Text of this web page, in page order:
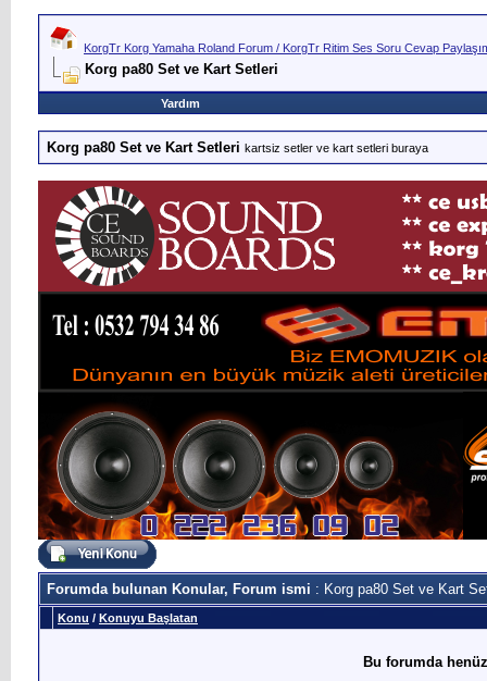
KorgTr Korg Yamaha Roland Forum / KorgTr Ritim Ses Soru Cevap
Korg pa80 Set ve Kart Setleri
Yardım
Korg pa80 Set ve Kart Setleri kartsiz setler ve kart setleri buraya
Forumda bulunan Konular, Forum ismi : Korg pa80 Set ve Kart
Konu / Konuyu Başlatan
Bu forumda